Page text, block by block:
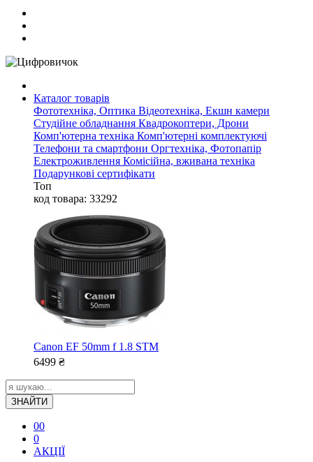
Каталог товарів
Фототехніка, Оптика Відеотехніка, Екшн камери
Студійне обладнання Квадрокоптери, Дрони
Комп'ютерна техніка Комп'ютерні комплектуючі
Телефони та смартфони Оргтехніка, Фотопапір
Електроживлення Комісійна, вживана техніка
Подарункові сертифікати
Топ
код товара: 33292
Canon EF 50mm f 1.8 STM
6499 ₴
ЗНАЙТИ
00
0
АКЦІЇ